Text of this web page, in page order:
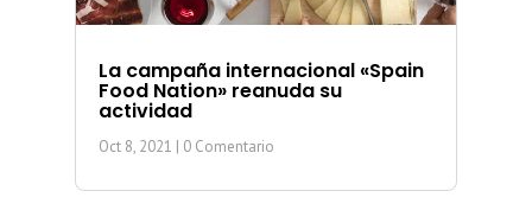
La campaña internacional «Spain
Food Nation» reanuda su
actividad
Oct 8, 2021 | 0 Comentario